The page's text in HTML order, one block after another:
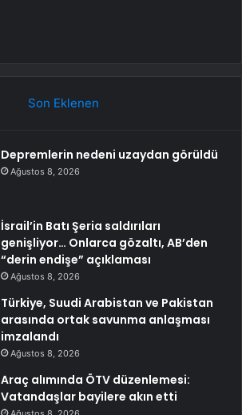
Son Eklenen
Depremlerin nedeni uzaydan görüldü
Ağustos 8, 2026
İsrail’in Batı Şeria saldırıları
genişliyor… Onlarca gözaltı, AB’den
“derin endişe” açıklaması
Ağustos 8, 2026
Türkiye, Suudi Arabistan ve Pakistan
arasında ortak savunma anlaşması
imzalandı
Ağustos 8, 2026
Araç alımında ÖTV düzenlemesi:
Vatandaşlar bayilere akın etti